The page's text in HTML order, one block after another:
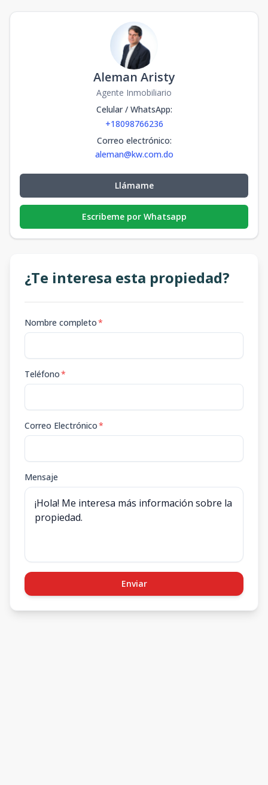
Aleman Aristy
Agente Inmobiliario
Celular / WhatsApp:
+18098766236
Correo electrónico:
aleman@kw.com.do
Llámame
Escribeme por Whatsapp
¿Te interesa esta propiedad?
Nombre completo*
Teléfono*
Correo Electrónico*
Mensaje
Enviar